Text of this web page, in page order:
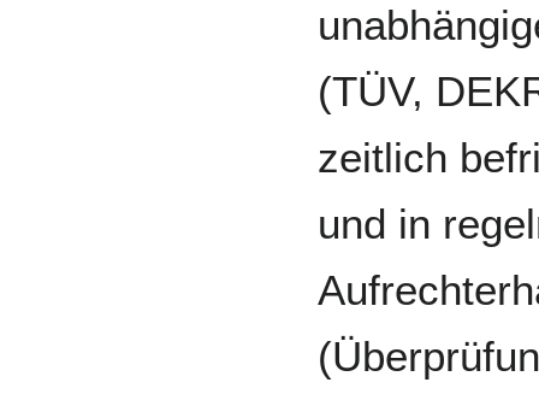
(TÜV,
zeitlich
und in